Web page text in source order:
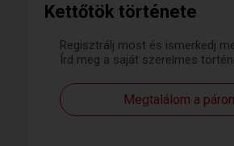
Kettőtök története
Regisztrálj most és ismerkedj
Írd meg a saját szerelmes
Megtalálom a